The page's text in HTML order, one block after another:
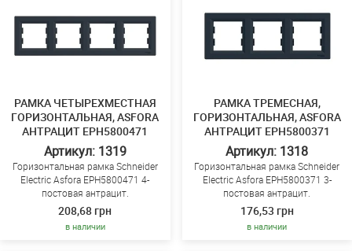
РАМКА ЧЕТЫРЕХМЕСТНАЯ
ГОРИЗОНТАЛЬНАЯ, ASFORA
АНТРАЦИТ EPH5800471
Артикул: 1319
Горизонтальная рамка Schneider
Electric Asfora EPH5800471 4-
постовая антрацит.
208,68 грн
в наличии
РАМКА ТРЕМЕСНАЯ,
ГОРИЗОНТАЛЬНАЯ, ASFORA
АНТРАЦИТ EPH5800371
Артикул: 1318
Горизонтальная рамка Schneider
Electric Asfora EPH5800371 3-
постовая антрацит.
176,53 грн
в наличии